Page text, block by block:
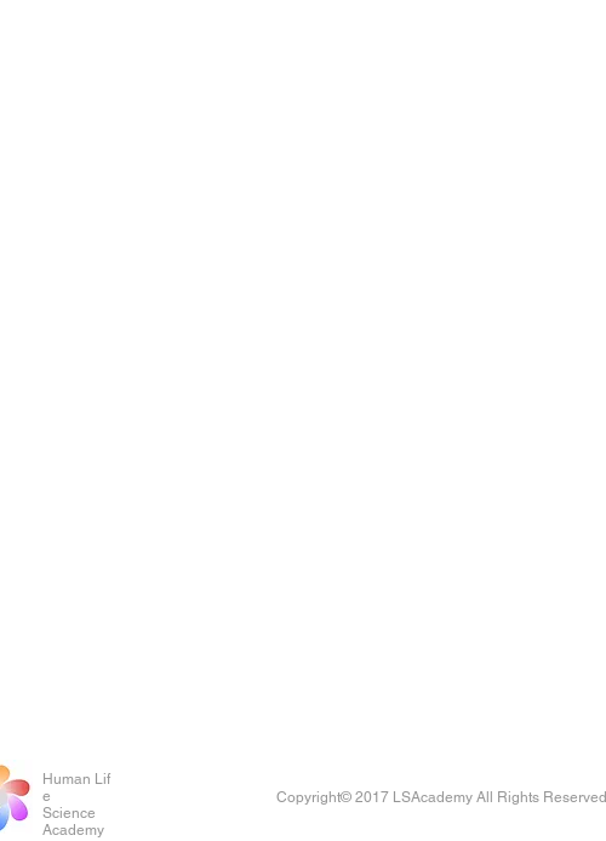
Human Lif
e
Science
Academy
Copyright© 2017 LSAcademy All Rights Reserved